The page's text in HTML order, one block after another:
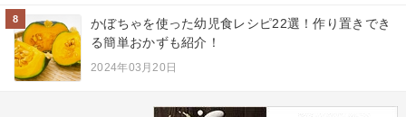
8
かぼちゃを使った幼児食レシピ22選！作り置きでき
る簡単おかずも紹介！
2024年03月20日